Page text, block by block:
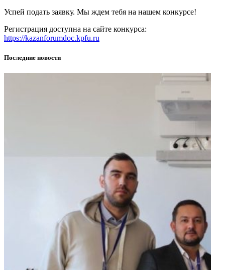
Успей подать заявку. Мы ждем тебя на нашем конкурсе!
Регистрация доступна на сайте конкурса:
https://kazanforumdoc.kpfu.ru
Последние новости